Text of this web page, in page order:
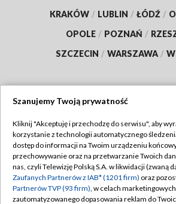
KRAKÓW / LUBLIN / ŁÓDŹ /
OPOLE / POZNAŃ /
SZCZECIN / WARSZAWA /
TVP
Abonament TVP
Emisja w TVP
Centrum informacji TVP
Regulamin TVP
Polityka
Moje zgody
Szanujemy Twoją prywatność
Kliknij "Akceptuję i przechodzę do serwisu", aby
korzystanie z technologii automatycznego
dostęp do informacji na Twoim urządzeniu
przechowywanie oraz na przetwarzanie Twoich
nas, czyli Telewizję Polską S.A. w likwidacji (zwaną
Zaufanych Partnerów z IAB* (1201 firm) oraz
Partnerów TVP (93 firm), w celach
zautomatyzowanego dopasowania reklam do